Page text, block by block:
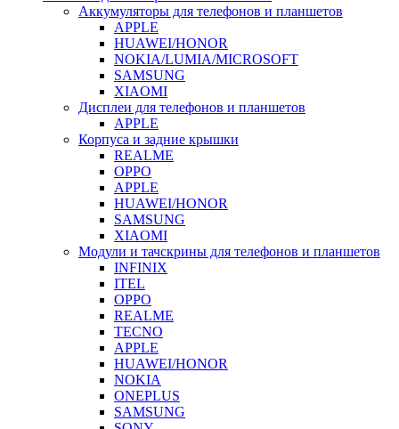
Аккумуляторы для телефонов и планшетов
APPLE
HUAWEI/HONOR
NOKIA/LUMIA/MICROSOFT
SAMSUNG
XIAOMI
Дисплеи для телефонов и планшетов
APPLE
Корпуса и задние крышки
REALME
OPPO
APPLE
HUAWEI/HONOR
SAMSUNG
XIAOMI
Модули и тачскрины для телефонов и планшетов
INFINIX
ITEL
OPPO
REALME
TECNO
APPLE
HUAWEI/HONOR
NOKIA
ONEPLUS
SAMSUNG